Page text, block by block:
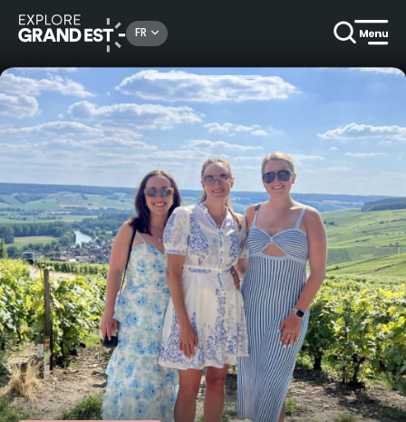
FR
Autour des savoir-faire Découverte des incontournables de la Champagne en visite privée